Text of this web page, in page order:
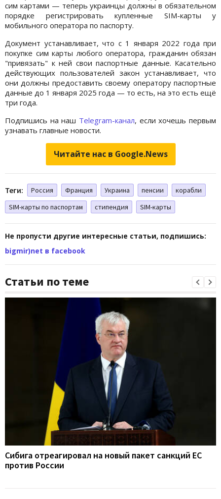
сим картами — теперь украинцы должны в обязательном
порядке регистрировать купленные SIM-карты у
мобильного оператора по паспорту.
Документ устанавливает, что с 1 января 2022 года при
покупке сим карты любого оператора, гражданин обязан
"привязать" к ней свои паспортные данные. Касательно
действующих пользователей закон устанавливает, что
они должны предоставить своему оператору паспортные
данные до 1 января 2025 года — то есть, на это есть ещё
три года.
Подпишись на наш Telegram-канал, если хочешь первым
узнавать главные новости.
Читайте нас в Google.News
Теги: Россия Франция Украина пенсии
корабли
SIM-карты по паспортам
стипендия SIM-карты
Не пропусти другие интересные статьи, подпишись:
bigmir)net в facebook
Статьи по теме
Сибига отреагировал на новый пакет санкций ЕС
против России